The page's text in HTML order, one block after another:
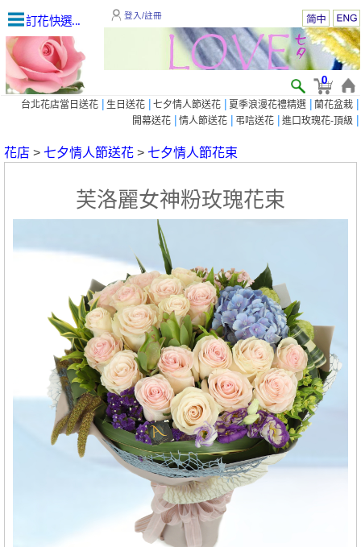
訂花快選... 登入/註冊
0
台北花店當日送花 | 生日送花 | 七夕情人節送花 | 夏季浪漫花禮精選 | 蘭花盆栽 |
開幕送花 | 情人節送花 | 弔唁送花 | 進口玫瑰花-頂級 |
花店 >七夕情人節送花 >七夕情人節花束
芙洛麗女神粉玫瑰花束